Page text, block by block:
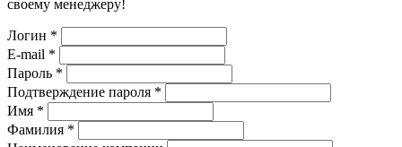
своему менеджеру!
Логин *
E-mail *
Пароль *
Подтверждение пароля *
Имя *
Фамилия *